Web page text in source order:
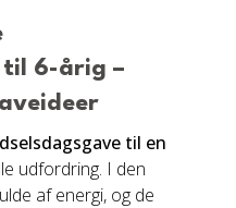
til 6-årig –
til en
udfordring. I den
af energi, og de